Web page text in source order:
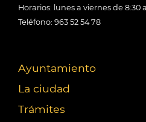
Horarios: lunes a viernes de 8:30
Teléfono: 963 52 54 78
Ayuntamiento
La ciudad
Trámites